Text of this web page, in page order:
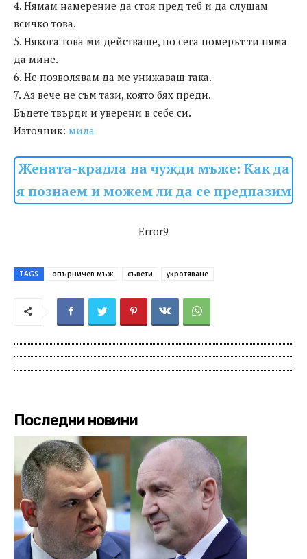
4. Нямам намерение да стоя пред теб и да слушам
всичко това.
5. Някога това ми действаше, но сега номерът ти няма
да мине.
6. Не позволявам да ме унижаваш така.
7. Аз вече не съм тази, която бях преди.
Бъдете твърди и уверени в себе си.
Източник: мила
Жената-крадла на чужди мъже: Как да
я познаем и можем ли да се предпазим
Error9
TAGS опърничев мъж съвети укротяване
Последни новини